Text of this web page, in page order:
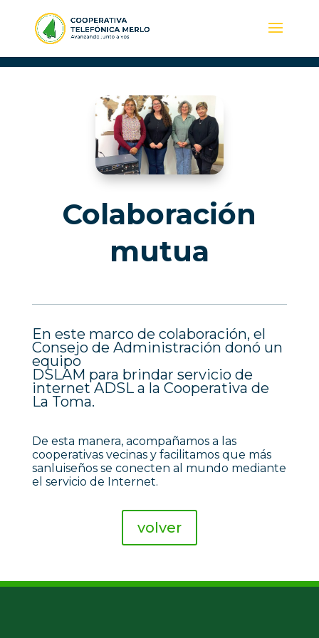
Colaboración
mutua
En este marco de colaboración, el
Consejo de Administración donó un
equipo
DSLAM para brindar servicio de
internet ADSL a la Cooperativa de
La Toma.
De esta manera, acompañamos a las
cooperativas vecinas y facilitamos que más
sanluiseños se conecten al mundo mediante
el servicio de Internet.
volver